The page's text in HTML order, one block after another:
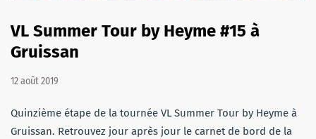
VL Summer Tour by Heyme #15 à
Gruissan
12 août 2019
Quinzième étape de la tournée VL Summer Tour by Heyme à
Gruissan. Retrouvez jour après jour le carnet de bord de la